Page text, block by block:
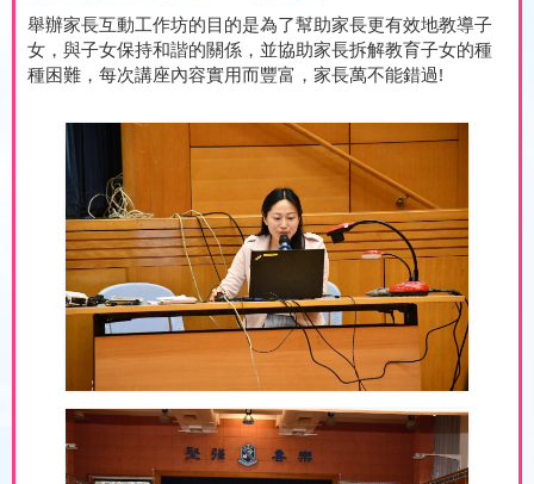
舉辦家長互動工作坊的目的是為了幫助家長更有效地教導子
女，與子女保持和諧的關係，並協助家長拆解教育子女的種
種困難，每次講座內容實用而豐富，家長萬不能錯過!